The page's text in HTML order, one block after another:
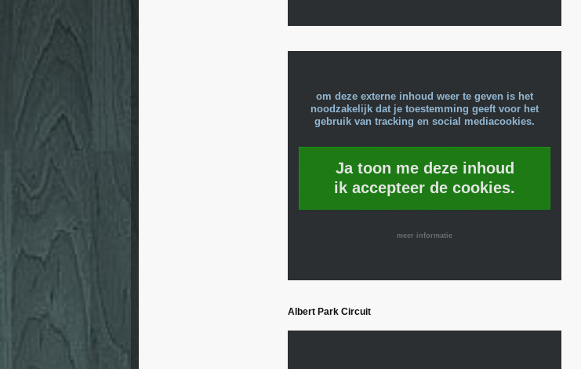
om deze externe inhoud weer te geven is het
noodzakelijk dat je toestemming geeft voor het
gebruik van tracking en social mediacookies.
Ja toon me deze inhoud
ik accepteer de cookies.
meer informatie
Albert Park Circuit